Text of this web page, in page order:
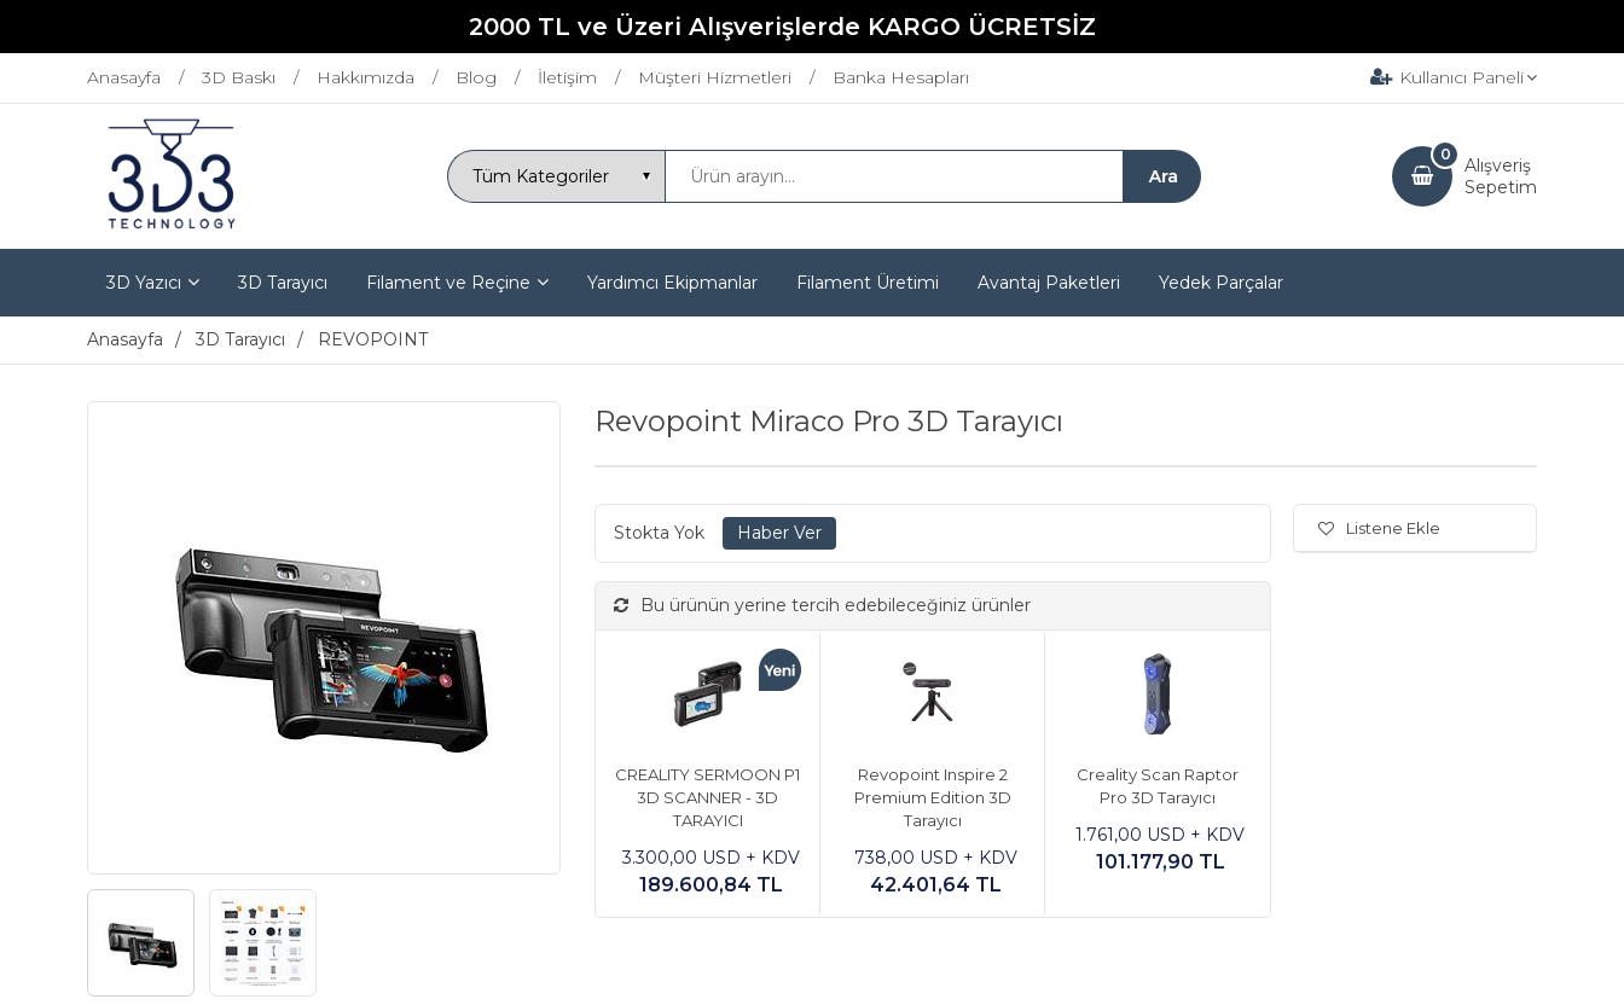
2000 TL ve Üzeri Alışverişlerde KARGO ÜCRETSİZ
Anasayfa 3D Baskı Hakkımızda Blog İletişim Müşteri Hizmetleri Banka Hesapları Kullanıcı Paneli
Alışveriş
Sepetim
0
3D Yazıcı 3D Tarayıcı Filament ve Reçine Yardımcı Ekipmanlar Filament Üretimi Avantaj Paketleri Yedek Parçalar
Anasayfa 3D Tarayıcı REVOPOINT
Revopoint Miraco Pro 3D Tarayıcı
Stokta Yok
Bu ürünün yerine tercih edebileceğiniz ürünler
CREALITY SERMOON P1
3D SCANNER - 3D
TARAYICI
3.300,00 USD + KDV
189.600,84 TL
Revopoint Inspire 2
Premium Edition 3D
Tarayıcı
738,00 USD + KDV
42.401,64 TL
Creality Scan Raptor
Pro 3D Tarayıcı
1.761,00 USD + KDV
101.177,90 TL
Listene Ekle